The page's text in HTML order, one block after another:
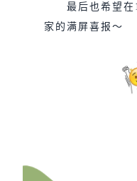
最后也希望
家的满屏喜报～